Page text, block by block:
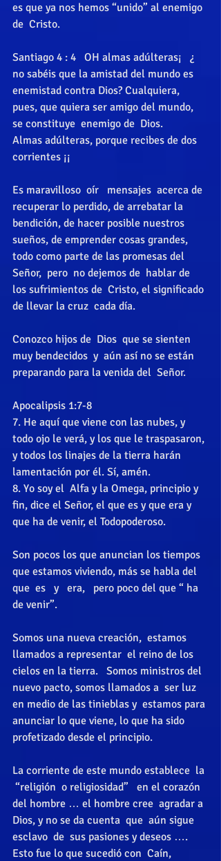
es que ya nos hemos “unido” al enemigo
de  Cristo.
Santiago 4 : 4   OH almas adúlteras¡   ¿
no sabéis que la amistad del mundo es
enemistad contra Dios? Cualquiera,
pues, que quiera ser amigo del mundo,
se constituye  enemigo de  Dios.
Almas adúlteras, porque recibes de dos
corrientes ¡¡
Es maravilloso  oír   mensajes  acerca de
recuperar lo perdido, de arrebatar la
bendición, de hacer posible nuestros
sueños, de emprender cosas grandes,
todo como parte de las promesas del
Señor,  pero  no dejemos de  hablar de
los sufrimientos de  Cristo, el significado
de llevar la cruz  cada día.
Conozco hijos de  Dios  que se sienten
muy bendecidos  y  aún así no se están
preparando para la venida del  Señor.
Apocalipsis 1:7-8
7. He aquí que viene con las nubes, y
todo ojo le verá, y los que le traspasaron,
y todos los linajes de la tierra harán
lamentación por él. Sí, amén.
8. Yo soy el  Alfa y la Omega, principio y
fin, dice el Señor, el que es y que era y
que ha de venir, el Todopoderoso.
Son pocos los que anuncian los tiempos
que estamos viviendo, más se habla del
que  es   y   era,   pero poco del que “ ha
de venir”.
Somos una nueva creación,  estamos
llamados a representar  el reino de los
cielos en la tierra.   Somos ministros del
nuevo pacto, somos llamados a  ser luz
en medio de las tinieblas y  estamos para
anunciar lo que viene, lo que ha sido
profetizado desde el principio.
La corriente de este mundo establece  la
“religión  o religiosidad”   en el corazón
del hombre … el hombre cree  agradar a
Dios, y no se da cuenta  que  aún sigue
esclavo  de  sus pasiones y deseos ….
Esto fue lo que sucedió con  Caín,